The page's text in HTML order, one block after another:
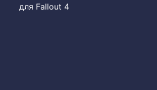
для Fallout 4